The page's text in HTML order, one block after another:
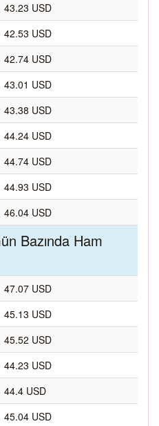
43.23 USD
42.53 USD
42.74 USD
43.01 USD
43.38 USD
44.24 USD
44.74 USD
44.93 USD
46.04 USD
Bazında Ham
47.07 USD
45.13 USD
45.52 USD
44.23 USD
44.4 USD
45.04 USD